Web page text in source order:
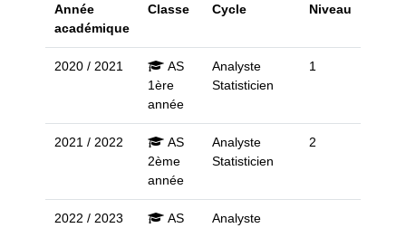
Année
académique
Classe Cycle Niveau
2020 / 2021
AS
1ère
année
Analyste
Statisticien
1
2021 / 2022
AS
2ème
année
Analyste
Statisticien
2
2022 / 2023
AS
Analyste